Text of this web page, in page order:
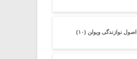
اصول نوازندگی ویولن (۱۰)